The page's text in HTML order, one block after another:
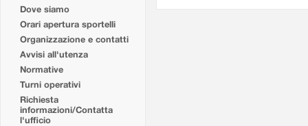
Dove siamo
Orari apertura sportelli
Organizzazione e contatti
Avvisi all'utenza
Normative
Turni operativi
Richiesta
informazioni/Contatta
l'ufficio